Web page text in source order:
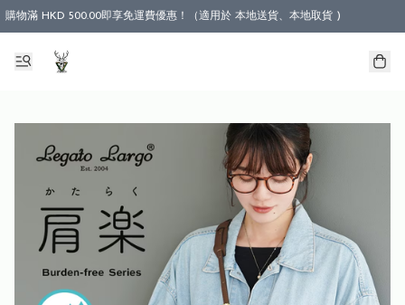
購物滿 HKD 500.00即享免運費優惠！（適用於 本地送貨、本地取貨 )